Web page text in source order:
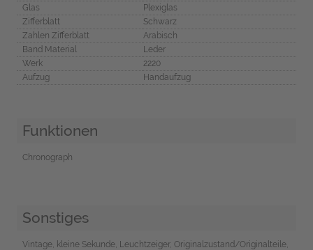
Glas
Plexiglas
Zifferblatt
Schwarz
Zahlen Zifferblatt
Arabisch
Band Material
Leder
Werk
2220
Aufzug
Handaufzug
Funktionen
Chronograph
Sonstiges
Vintage, kleine Sekunde, Leuchtzeiger, Originalzustand/Originalteile,